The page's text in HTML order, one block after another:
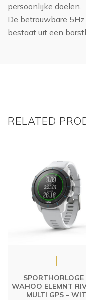
persoonlijke doelen.
De betrouwbare
bestaat uit een
RELATED
SPORTHORLOGE
WAHOO ELEMNT
MULTI GPS – WIT